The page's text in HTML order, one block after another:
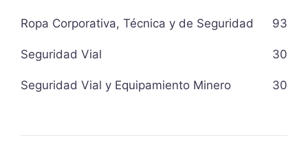
Ropa Corporativa, Técnica y de Seguridad 93
Seguridad Vial 30
Seguridad Vial y Equipamiento Minero 30